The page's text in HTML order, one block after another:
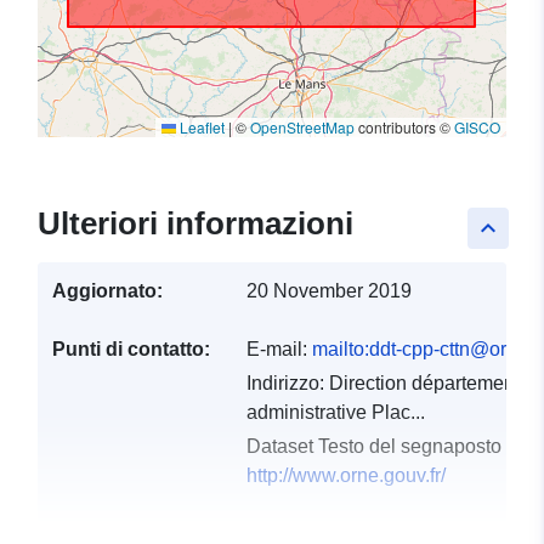
Leaflet |©OpenStreetMapcontributors ©GISCO
keyboard_arrow_up
Ulteriori informazioni
Aggiornato: 20 November 2019
Punti di contatto: E-mail: mailto:ddt-cpp-
Indirizzo: Direction
administrative Plac...
Dataset Testo del segnaposto
http://www.orne.gouv.fr/